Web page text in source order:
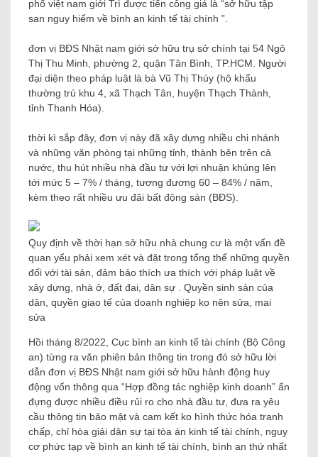
phố việt nam giới Trì được tiến công giá là “sở hữu tập
san nguy hiểm về bình an kinh tế tài chính ”.
đơn vị BĐS Nhật nam giới sở hữu trụ sở chính tại 54 Ngô
Thị Thu Minh, phường 2, quận Tân Bình, TP.HCM. Người
đại diện theo pháp luật là bà Vũ Thị Thúy (hộ khẩu
thường trú khu 4, xã Thạch Tân, huyện Thạch Thành,
tỉnh Thanh Hóa).
thời kì sắp đây, đơn vị này đã xây dựng nhiều chi nhánh
và những văn phòng tại những tỉnh, thành bên trên cả
nước, thu hút nhiều nhà đầu tư với lợi nhuận khủng lên
tới mức 5 – 7% / tháng, tương đương 60 – 84% / năm,
kèm theo rất nhiều ưu đãi bất động sản (BĐS).
Quy định về thời hạn sở hữu nhà chung cư là một vấn đề
quan yếu phải xem xét và đặt trong tổng thể những quyền
đối với tài sản, đảm bảo thích ưa thích với pháp luật về
xây dựng, nhà ở, đất đai, dân sự . Quyền sinh sản của
dân, quyền giao tế của doanh nghiệp ko nên sửa, mai
sửa
Hồi tháng 8/2022, Cục bình an kinh tế tài chính (Bộ Công
an) từng ra văn phiên bản thông tin trong đó sở hữu lời
dẫn đơn vị BĐS Nhật nam giới sở hữu hành động huy
động vốn thông qua “Hợp đồng tác nghiệp kinh doanh” ẩn
đựng được nhiều điều rủi ro cho nhà đầu tư, đưa ra yêu
cầu thông tin bảo mật và cam kết ko hình thức hóa tranh
chấp, chỉ hòa giải dân sự tại tòa án kinh tế tài chính, nguy
cơ phức tạp về bình an kinh tế tài chính, bình an thứ nhất